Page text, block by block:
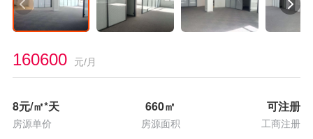
160600 元/月
8元/㎡*天
房源单价
660㎡
房源面积
可注册
工商注册